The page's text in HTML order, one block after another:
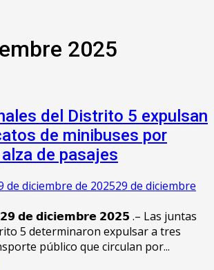
2025
del Distrito 5 expulsan
de minibuses por
de pasajes
de diciembre de 202529 de diciembre
𝗱𝗲 𝗱𝗶𝗰𝗶𝗲𝗺𝗯𝗿𝗲 𝟮𝟬𝟮𝟱 .– Las juntas
5 determinaron expulsar a tres
público que circulan por...